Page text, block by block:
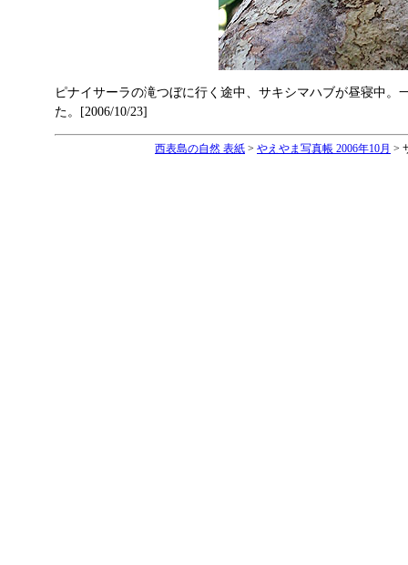
ピナイサーラの滝つぼに行く途中、サキシマハブが昼寝中。
た。[2006/10/23]
西表島の自然 表紙 > やえやま写真帳 2006年10月 >